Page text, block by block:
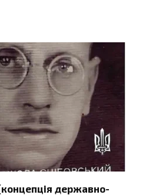
державно-